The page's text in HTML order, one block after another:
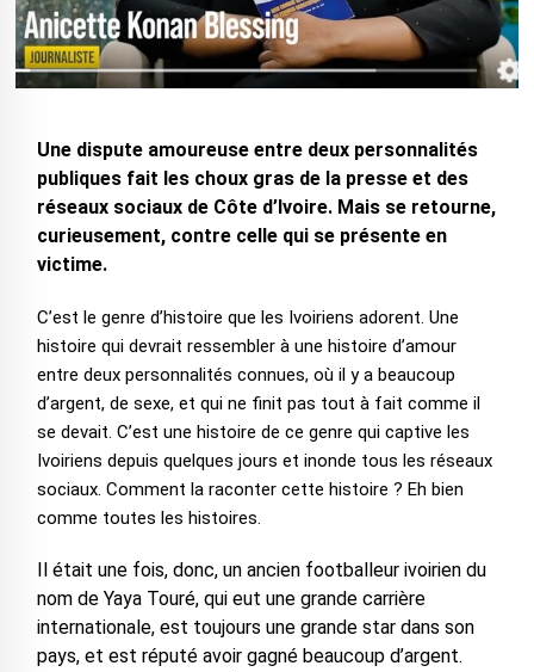
Une dispute amoureuse entre deux personnalités
publiques fait les choux gras de la presse et des
réseaux sociaux de Côte d’Ivoire. Mais se retourne,
curieusement, contre celle qui se présente en
victime.
C’est le genre d’histoire que les Ivoiriens adorent. Une
histoire qui devrait ressembler à une histoire d’amour
entre deux personnalités connues, où il y a beaucoup
d’argent, de sexe, et qui ne finit pas tout à fait comme il
se devait. C’est une histoire de ce genre qui captive les
Ivoiriens depuis quelques jours et inonde tous les réseaux
sociaux. Comment la raconter cette histoire ? Eh bien
comme toutes les histoires.
Il était une fois, donc, un ancien footballeur ivoirien du
nom de Yaya Touré, qui eut une grande carrière
internationale, est toujours une grande star dans son
pays, et est réputé avoir gagné beaucoup d’argent.